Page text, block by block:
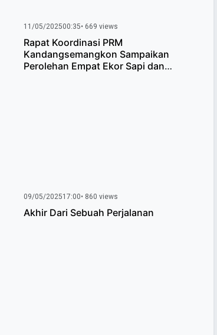
11/05/202500:35• 669 views
Rapat Koordinasi PRM
Kandangsemangkon Sampaikan
Perolehan Empat Ekor Sapi dan
09/05/202517:00• 860 views
Akhir Dari Sebuah Perjalanan